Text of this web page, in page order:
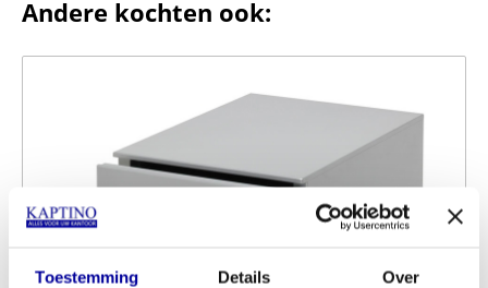
Toestemming Details Over
Andere kochten ook: